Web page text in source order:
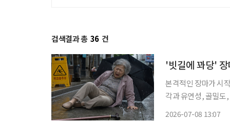
검색결과 총 36 건
'빗길에 꽈당'
본격적인 장마가 시
각과 유연성, 골밀도
2026-07-08 13:07